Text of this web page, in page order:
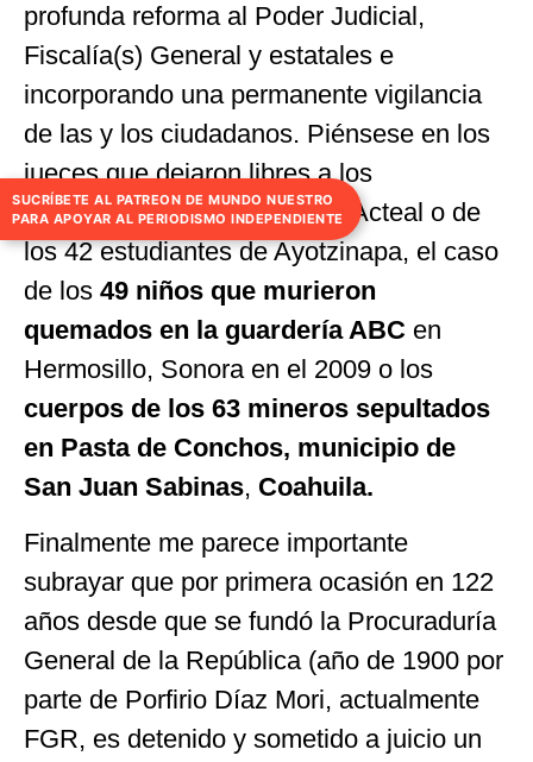
profunda reforma al Poder Judicial,
Fiscalía(s) General y estatales e
incorporando una permanente vigilancia
de las y los ciudadanos. Piénsese en los
jueces que dejaron libres a los
perpetradores del crimen de Acteal o de
los 42 estudiantes de Ayotzinapa, el caso
de los 49 niños que murieron
quemados en la guardería ABC en
Hermosillo, Sonora en el 2009 o los
cuerpos de los 63 mineros sepultados
en Pasta de Conchos, municipio de
San Juan Sabinas, Coahuila.
Finalmente me parece importante
subrayar que por primera ocasión en 122
años desde que se fundó la Procuraduría
General de la República (año de 1900 por
parte de Porfirio Díaz Mori, actualmente
FGR, es detenido y sometido a juicio un
SUCRÍBETE AL PATREON DE MUNDO NUESTRO
PARA APOYAR AL PERIODISMO INDEPENDIENTE